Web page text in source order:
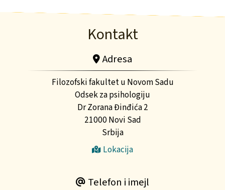
Kontakt
Adresa
Filozofski fakultet u Novom Sadu
Odsek za psihologiju
Dr Zorana Đinđića 2
21000 Novi Sad
Srbija
Lokacija
Telefon i imejl